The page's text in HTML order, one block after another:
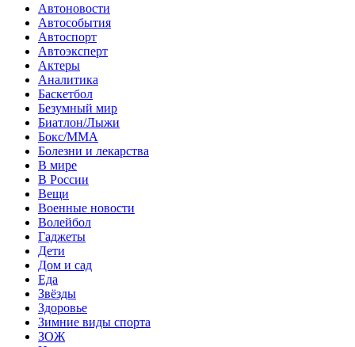
Автоновости
Автособытия
Автоспорт
Автоэксперт
Актеры
Аналитика
Баскетбол
Безумный мир
Биатлон/Лыжи
Бокс/MMA
Болезни и лекарства
В мире
В России
Вещи
Военные новости
Волейбол
Гаджеты
Дети
Дом и сад
Еда
Звёзды
Здоровье
Зимние виды спорта
ЗОЖ